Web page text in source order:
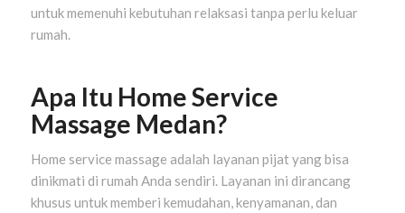
untuk memenuhi kebutuhan relaksasi tanpa perlu keluar
rumah.
Apa Itu Home Service
Massage Medan?
Home service massage adalah layanan pijat yang bisa
dinikmati di rumah Anda sendiri. Layanan ini dirancang
khusus untuk memberi kemudahan, kenyamanan, dan